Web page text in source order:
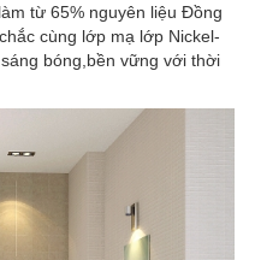
từ 65% nguyên liệu Đồng
cùng lớp mạ lớp Nickel-
bóng,bền vững với thời